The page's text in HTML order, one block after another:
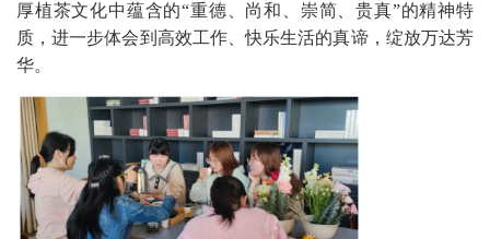
厚植茶文化中蕴含的“重德、尚和、崇简、贵真”的精神特
质，进一步体会到高效工作、快乐生活的真谛，绽放万达芳
华。